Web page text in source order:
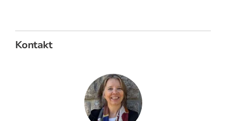
Kontakt